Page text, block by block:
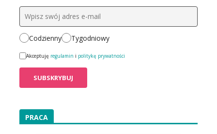
Codzienny Tygodniowy
Akceptuję regulamin i politykę prywatności
PRACA